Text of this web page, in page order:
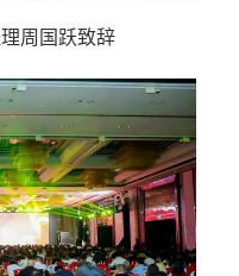
周国跃致辞